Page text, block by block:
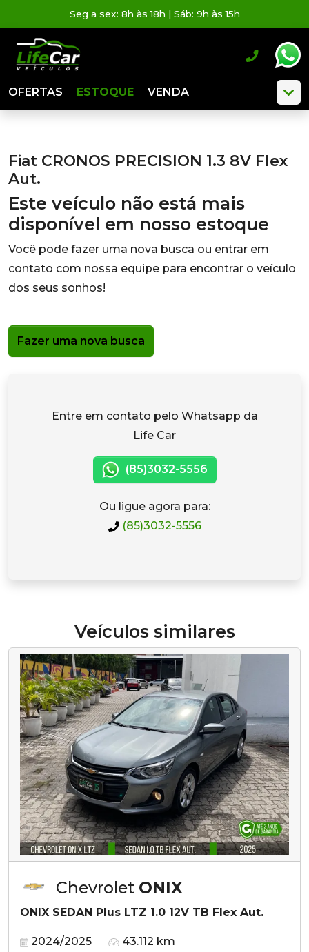
Seg a sex: 8h às 18h | Sáb: 9h às 15h
OFERTAS ESTOQUE VENDA
Fiat CRONOS PRECISION 1.3 8V Flex
Aut.
Este veículo não está mais
disponível em nosso estoque
Você pode fazer uma nova busca ou entrar em
contato com nossa equipe para encontrar o veículo
dos seus sonhos!
Fazer uma nova busca
Entre em contato pelo Whatsapp da
Life Car
(85)3032-5556
Ou ligue agora para:
(85)3032-5556
Veículos similares
Chevrolet ONIX
ONIX SEDAN Plus LTZ 1.0 12V TB Flex Aut.
2024/2025 43.112 km